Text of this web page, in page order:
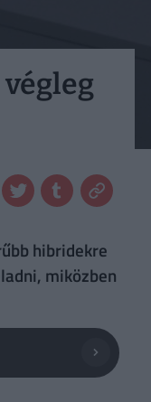
hibridekre
miközben